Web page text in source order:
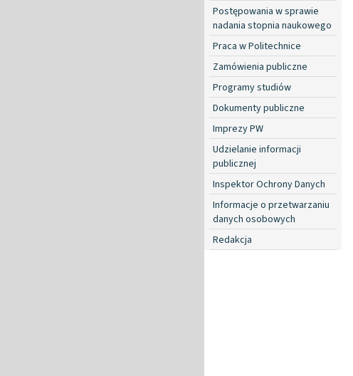
Postępowania w sprawie
nadania stopnia naukowego
Praca w Politechnice
Zamówienia publiczne
Programy studiów
Dokumenty publiczne
Imprezy PW
Udzielanie informacji
publicznej
Inspektor Ochrony Danych
Informacje o przetwarzaniu
danych osobowych
Redakcja